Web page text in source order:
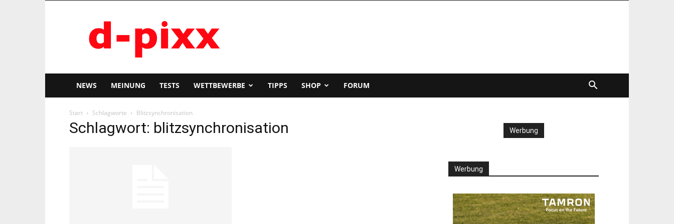
pixx
NEWS MEINUNG TESTS WETTBEWERBE TIPPS SHOP FORUM
Start Schlagworte Blitzsynchronisation
Schlagwort: blitzsynchronisation Werbung
Werbung